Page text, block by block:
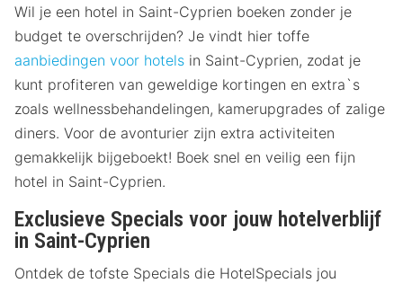
Wil je een hotel in Saint-Cyprien boeken zonder je
budget te overschrijden? Je vindt hier toffe
aanbiedingen voor hotels in Saint-Cyprien, zodat je
kunt profiteren van geweldige kortingen en extra`s
zoals wellnessbehandelingen, kamerupgrades of zalige
diners. Voor de avonturier zijn extra activiteiten
gemakkelijk bijgeboekt! Boek snel en veilig een fijn
hotel in Saint-Cyprien.
Exclusieve Specials voor jouw hotelverblijf
in Saint-Cyprien
Ontdek de tofste Specials die HotelSpecials jou